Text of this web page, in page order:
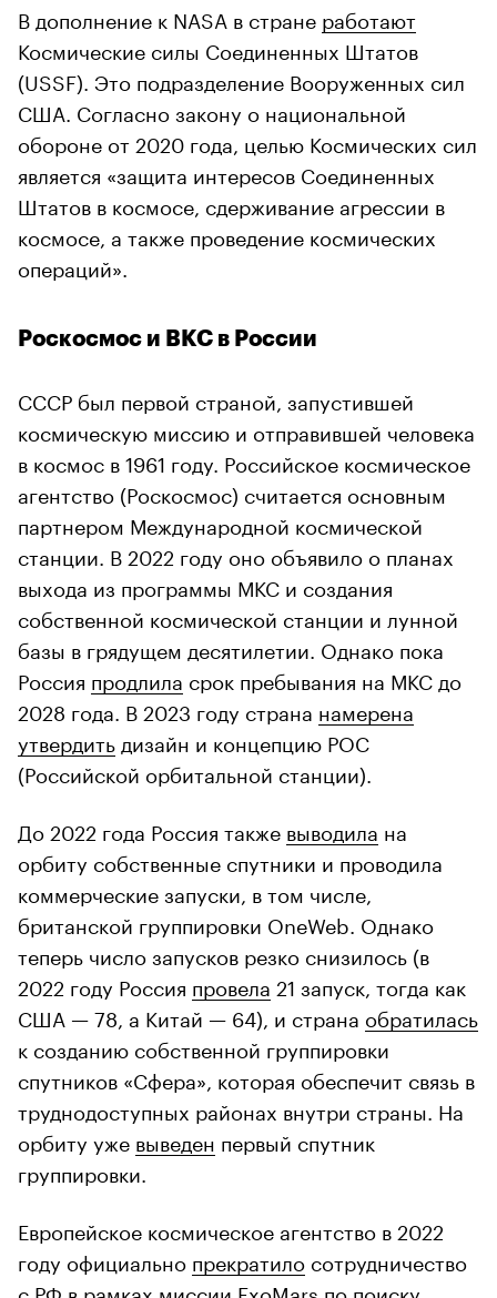
В дополнение к NASA в стране работают
Космические силы Соединенных Штатов
(USSF). Это подразделение Вооруженных сил
США. Согласно закону о национальной
обороне от 2020 года, целью Космических сил
является «защита интересов Соединенных
Штатов в космосе, сдерживание агрессии в
космосе, а также проведение космических
операций».
Роскосмос и ВКС в России
СССР был первой страной, запустившей
космическую миссию и отправившей человека
в космос в 1961 году. Российское космическое
агентство (Роскосмос) считается основным
партнером Международной космической
станции. В 2022 году оно объявило о планах
выхода из программы МКС и создания
собственной космической станции и лунной
базы в грядущем десятилетии. Однако пока
Россия продлила срок пребывания на МКС до
2028 года. В 2023 году страна намерена
утвердить дизайн и концепцию РОС
(Российской орбитальной станции).
До 2022 года Россия также выводила на
орбиту собственные спутники и проводила
коммерческие запуски, в том числе,
британской группировки OneWeb. Однако
теперь число запусков резко снизилось (в
2022 году Россия провела 21 запуск, тогда как
США — 78, а Китай — 64), и страна обратилась
к созданию собственной группировки
спутников «Сфера», которая обеспечит связь в
труднодоступных районах внутри страны. На
орбиту уже выведен первый спутник
группировки.
Европейское космическое агентство в 2022
году официально прекратило сотрудничество
с РФ в рамках миссии ExoMars по поиску